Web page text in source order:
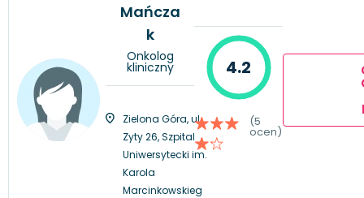
Mańcza
k
Onkolog
kliniczny
Zielona Góra, ul.
Zyty 26, Szpital
Uniwersytecki im.
Karola
Marcinkowskieg
4.2
(5
ocen)